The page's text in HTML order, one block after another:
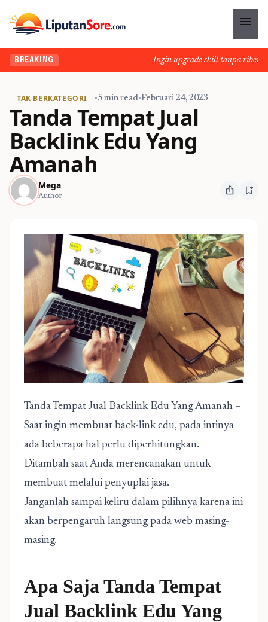
menu
BREAKING Ingin upgrade skill tanpa ribet?
TAK BERKATEGORI •5 min read•Februari 24, 2023
Tanda Tempat Jual
Backlink Edu Yang
Amanah
Mega
Author ios_share bookmark_add
Tanda Tempat Jual Backlink Edu Yang Amanah –
Saat ingin membuat back-link edu, pada intinya
ada beberapa hal perlu diperhitungkan.
Ditambah saat Anda merencanakan untuk
membuat melalui penyuplai jasa.
Janganlah sampai keliru dalam pilihnya karena ini
akan berpengaruh langsung pada web masing-
masing.
Apa Saja Tanda Tempat
Jual Backlink Edu Yang